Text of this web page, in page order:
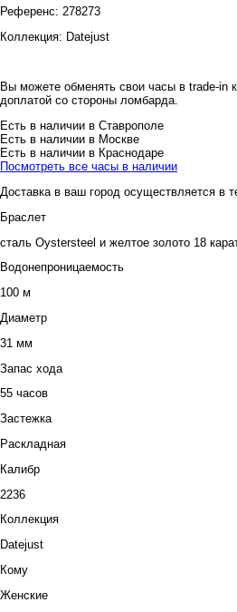
Референс: 278273
Коллекция: Datejust
Вы можете обменять свои часы в trade-in
доплатой со стороны ломбарда.
Есть в наличии в Ставрополе
Есть в наличии в Москве
Есть в наличии в Краснодаре
Посмотреть все часы в наличии
Доставка в ваш город осуществляется в
Браслет
сталь Oystersteel и желтое золото 18
Водонепроницаемость
100 м
Диаметр
31 мм
Запас хода
55 часов
Застежка
Раскладная
Калибр
2236
Коллекция
Datejust
Кому
Женские